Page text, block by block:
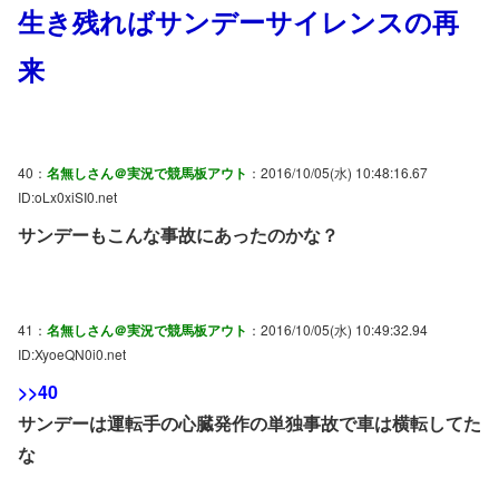
生き残ればサンデーサイレンスの再
来
40： 名無しさん＠実況で競馬板アウト ：2016/10/05(水) 10:48:16.67
ID:oLx0xiSI0.net
サンデーもこんな事故にあったのかな？
41： 名無しさん＠実況で競馬板アウト ：2016/10/05(水) 10:49:32.94
ID:XyoeQN0i0.net
>>40
サンデーは運転手の心臓発作の単独事故で車は横転してた
な